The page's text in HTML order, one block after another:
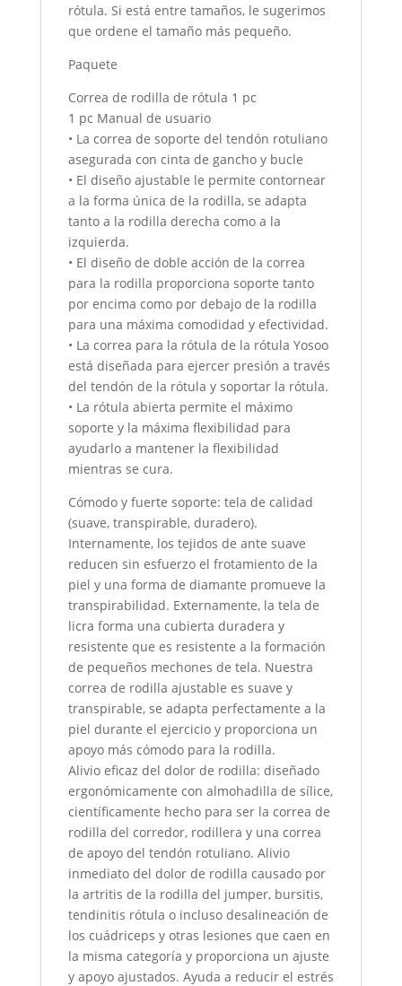
rótula. Si está entre tamaños, le sugerimos
que ordene el tamaño más pequeño.
Paquete
Correa de rodilla de rótula 1 pc
1 pc Manual de usuario
• La correa de soporte del tendón rotuliano
asegurada con cinta de gancho y bucle
• El diseño ajustable le permite contornear
a la forma única de la rodilla, se adapta
tanto a la rodilla derecha como a la
izquierda.
• El diseño de doble acción de la correa
para la rodilla proporciona soporte tanto
por encima como por debajo de la rodilla
para una máxima comodidad y efectividad.
• La correa para la rótula de la rótula Yosoo
está diseñada para ejercer presión a través
del tendón de la rótula y soportar la rótula.
• La rótula abierta permite el máximo
soporte y la máxima flexibilidad para
ayudarlo a mantener la flexibilidad
mientras se cura.
Cómodo y fuerte soporte: tela de calidad
(suave, transpirable, duradero).
Internamente, los tejidos de ante suave
reducen sin esfuerzo el frotamiento de la
piel y una forma de diamante promueve la
transpirabilidad. Externamente, la tela de
licra forma una cubierta duradera y
resistente que es resistente a la formación
de pequeños mechones de tela. Nuestra
correa de rodilla ajustable es suave y
transpirable, se adapta perfectamente a la
piel durante el ejercicio y proporciona un
apoyo más cómodo para la rodilla.
Alivio eficaz del dolor de rodilla: diseñado
ergonómicamente con almohadilla de sílice,
científicamente hecho para ser la correa de
rodilla del corredor, rodillera y una correa
de apoyo del tendón rotuliano. Alivio
inmediato del dolor de rodilla causado por
la artritis de la rodilla del jumper, bursitis,
tendinitis rótula o incluso desalineación de
los cuádriceps y otras lesiones que caen en
la misma categoría y proporciona un ajuste
y apoyo ajustados. Ayuda a reducir el estrés